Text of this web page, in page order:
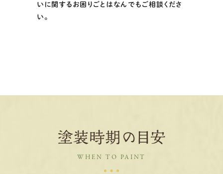
いに関するお困りごとはなんでもご相談くださ
い。
塗装時期の目安
WHEN TO PAINT